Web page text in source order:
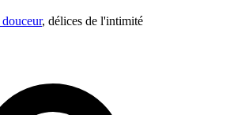
douceur, délices de l'intimité